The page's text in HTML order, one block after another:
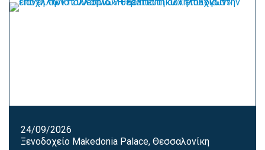
24/09/2026
Ξενοδοχείο Makedonia Palace, Θεσσαλονίκη